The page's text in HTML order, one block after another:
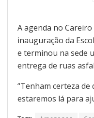
A agenda no
inauguração da
e terminou na sede
entrega de ruas
“Tenham certeza de
estaremos lá para